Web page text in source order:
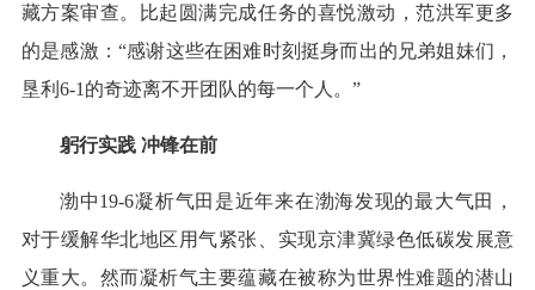
藏方案审查。比起圆满完成任务的喜悦激动，范洪军更多
的是感激：“感谢这些在困难时刻挺身而出的兄弟姐妹们，
垦利6-1的奇迹离不开团队的每一个人。”
躬行实践 冲锋在前
渤中19-6凝析气田是近年来在渤海发现的最大气田，
对于缓解华北地区用气紧张、实现京津冀绿色低碳发展意
义重大。然而凝析气主要蕴藏在被称为世界性难题的潜山